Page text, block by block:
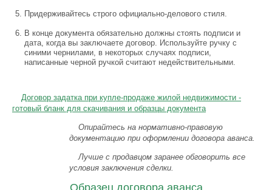
Придерживайтесь строго официально-делового стиля.
В конце документа обязательно должны стоять подписи и
дата, когда вы заключаете договор. Используйте ручку с
синими чернилами, в некоторых случаях подписи,
написанные черной ручкой считают недействительными.
Договор задатка при купле-продаже жилой недвижимости -
готовый бланк для скачивания и образцы документа
Опирайтесь на нормативно-правовую
документацию при оформлении договора аванса.
Лучше с продавцом заранее обговорить все
условия заключения сделки.
Образец договора аванса